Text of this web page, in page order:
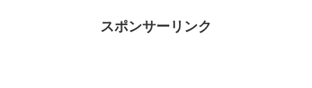
スポンサーリンク